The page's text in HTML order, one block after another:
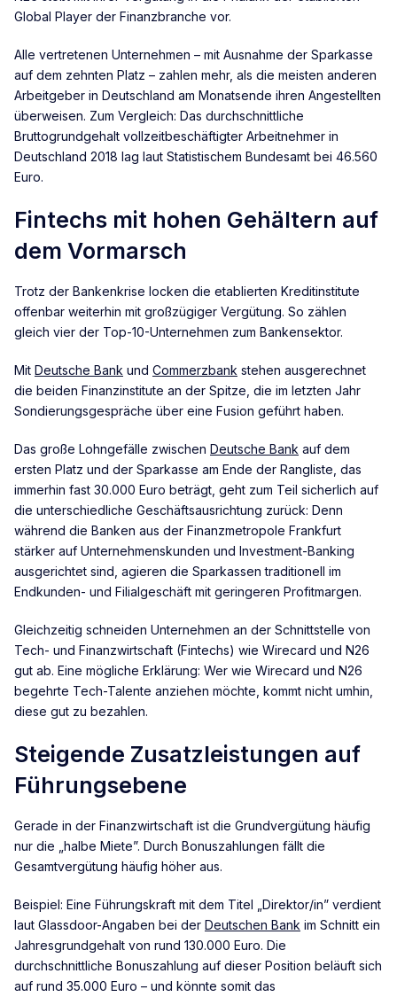
Global Player der Finanzbranche vor.
Alle vertretenen Unternehmen – mit Ausnahme der Sparkasse
auf dem zehnten Platz – zahlen mehr, als die meisten anderen
Arbeitgeber in Deutschland am Monatsende ihren Angestellten
überweisen. Zum Vergleich: Das durchschnittliche
Bruttogrundgehalt vollzeitbeschäftigter Arbeitnehmer in
Deutschland 2018 lag laut Statistischem Bundesamt bei 46.560
Euro.
Fintechs mit hohen Gehältern auf
dem Vormarsch
Trotz der Bankenkrise locken die etablierten Kreditinstitute
offenbar weiterhin mit großzügiger Vergütung. So zählen
gleich vier der Top-10-Unternehmen zum Bankensektor.
Mit Deutsche Bank und Commerzbank stehen ausgerechnet
die beiden Finanzinstitute an der Spitze, die im letzten Jahr
Sondierungsgespräche über eine Fusion geführt haben.
Das große Lohngefälle zwischen Deutsche Bank auf dem
ersten Platz und der Sparkasse am Ende der Rangliste, das
immerhin fast 30.000 Euro beträgt, geht zum Teil sicherlich auf
die unterschiedliche Geschäftsausrichtung zurück: Denn
während die Banken aus der Finanzmetropole Frankfurt
stärker auf Unternehmenskunden und Investment-Banking
ausgerichtet sind, agieren die Sparkassen traditionell im
Endkunden- und Filialgeschäft mit geringeren Profitmargen.
Gleichzeitig schneiden Unternehmen an der Schnittstelle von
Tech- und Finanzwirtschaft (Fintechs) wie Wirecard und N26
gut ab. Eine mögliche Erklärung: Wer wie Wirecard und N26
begehrte Tech-Talente anziehen möchte, kommt nicht umhin,
diese gut zu bezahlen.
Steigende Zusatzleistungen auf
Führungsebene
Gerade in der Finanzwirtschaft ist die Grundvergütung häufig
nur die „halbe Miete”. Durch Bonuszahlungen fällt die
Gesamtvergütung häufig höher aus.
Beispiel: Eine Führungskraft mit dem Titel „Direktor/in” verdient
laut Glassdoor-Angaben bei der Deutschen Bank im Schnitt ein
Jahresgrundgehalt von rund 130.000 Euro. Die
durchschnittliche Bonuszahlung auf dieser Position beläuft sich
auf rund 35.000 Euro – und könnte somit das